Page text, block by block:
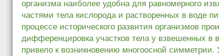
организма наиболее удобна для равномерного
частями тела кислорода и растворенных в воде
процессе исторического развития организмов
дифференцировка участков тела у взвешенных в
привело к возникновению многоосной симметрии.